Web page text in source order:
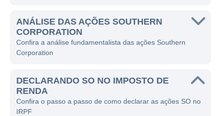
controla várias subsidiárias, cada uma
especializada em diferentes segmentos de
sua vasta operação energética.
Corporation envolve a geração de energia
elétrica, que é realizada através de diversas
fontes. A empresa é conhecida por utilizar
ANÁLISE DAS AÇÕES SOUTHERN
CORPORATION
Confira a análise fundamentalista das ações Southern
Corporation
DECLARANDO SO NO IMPOSTO DE
RENDA
Confira o passo a passo de como declarar as ações SO no
IRPF